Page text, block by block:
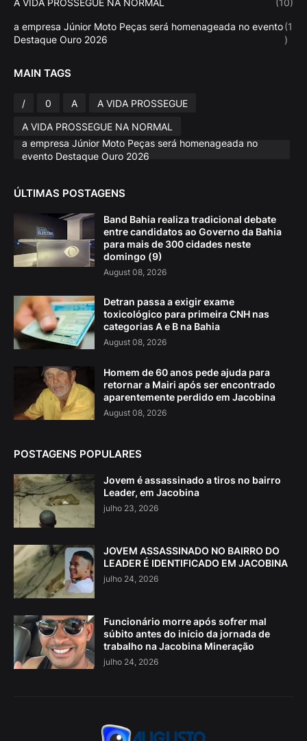
A VIDA PROSSEGUE NA NORMAL (10)
a empresa Júnior Moto Peças será homenageada no evento
Destaque Ouro 2026
(1
)
MAIN TAGS
/ 0 A
A VIDA PROSSEGUE
A VIDA PROSSEGUE NA NORMAL
a empresa Júnior Moto Peças será homenageada no
evento Destaque Ouro 2026
ÚLTIMAS POSTAGENS
Band Bahia realiza tradicional debate
entre candidatos ao Governo da Bahia
para mais de 300 cidades neste
domingo (9)
August 08, 2026
Detran passa a exigir exame
toxicológico para primeira CNH nas
categorias A e B na Bahia
August 08, 2026
Homem de 60 anos pede ajuda para
retornar a Mairi após ser encontrado
aparentemente perdido em Jacobina
August 08, 2026
POSTAGENS POPULARES
Jovem é assassinado a tiros no bairro
Leader, em Jacobina
julho 23, 2026
JOVEM ASSASSINADO NO BAIRRO DO
LEADER É IDENTIFICADO EM JACOBINA
julho 24, 2026
Funcionário morre após sofrer mal
súbito antes do início da jornada de
trabalho na Jacobina Mineração
julho 24, 2026